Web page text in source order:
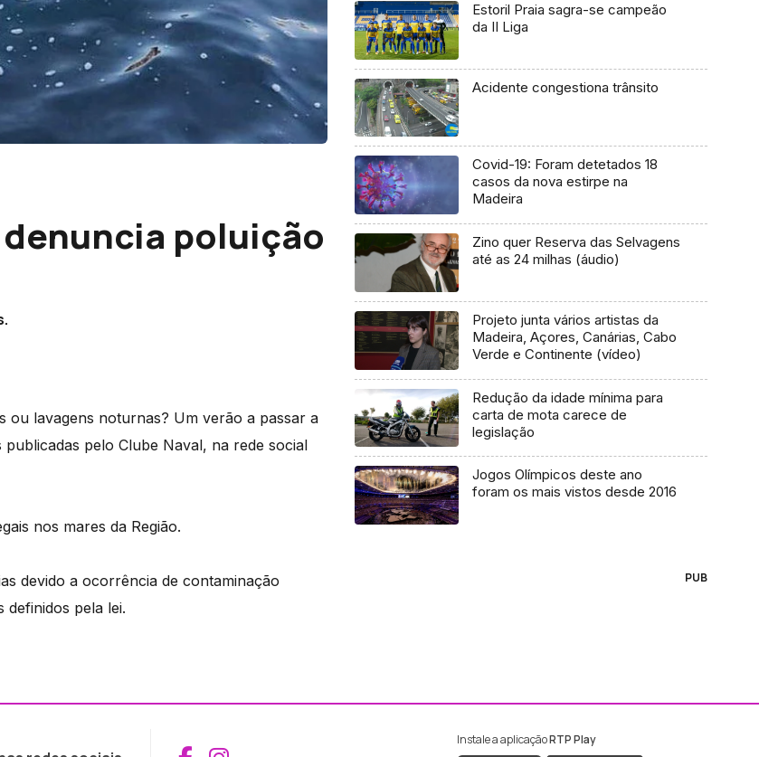
poluição
ou lavagens noturnas? Um verão a passar a
pelo Clube Naval, na rede social
nos mares da Região.
devido a ocorrência de contaminação
definidos pela lei.
Estoril Praia sagra-se campeão
da II Liga
Acidente congestiona trânsito
Covid-19: Foram detetados 18
casos da nova estirpe na
Madeira
Zino quer Reserva das Selvagens
até as 24 milhas (áudio)
Projeto junta vários artistas da
Madeira, Açores, Canárias, Cabo
Verde e Continente (vídeo)
Redução da idade mínima para
carta de mota carece de
legislação
Jogos Olímpicos deste ano
foram os mais vistos desde 2016
PUB
Instale a aplicaçãoRTP Play